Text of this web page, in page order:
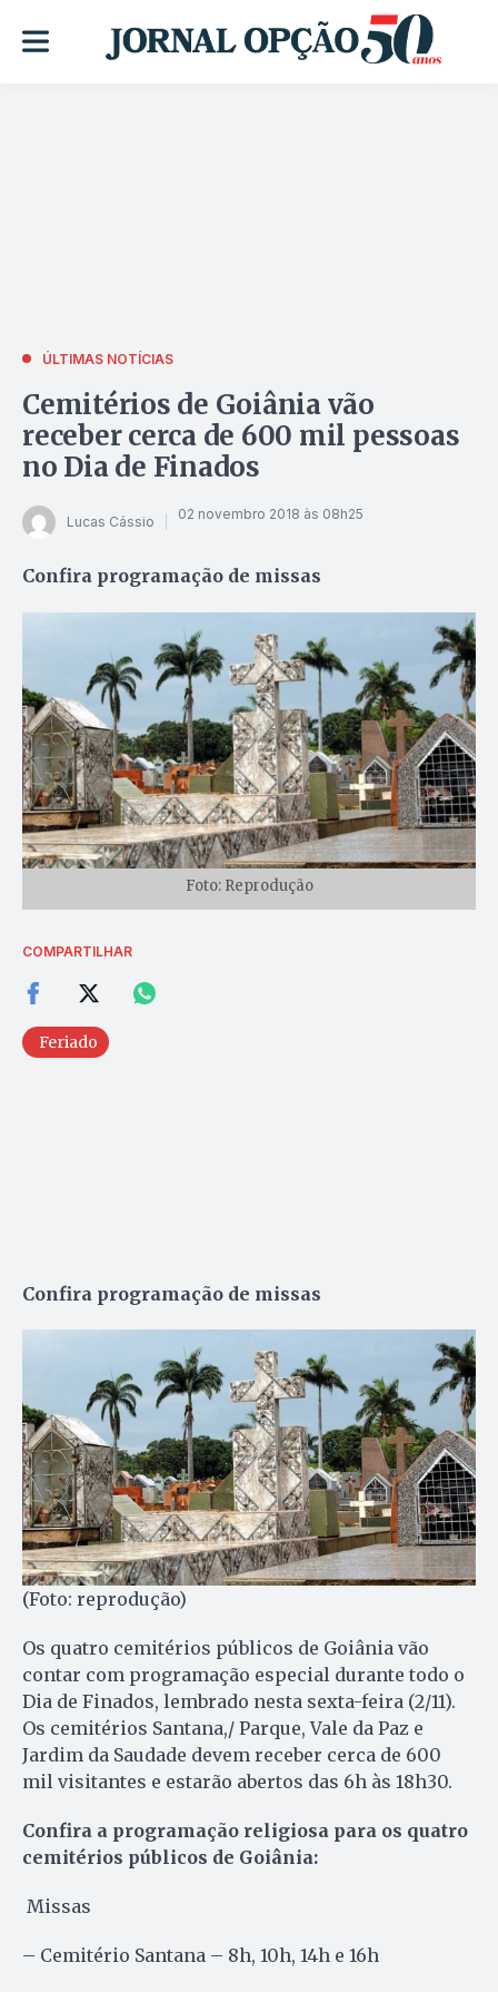
ÚLTIMAS NOTÍCIAS
Cemitérios de Goiânia vão
receber cerca de 600 mil pessoas
no Dia de Finados
Lucas Cássio 02 novembro 2018 às 08h25
Confira programação de missas
Foto: Reprodução
COMPARTILHAR
Feriado
Confira programação de missas
(Foto: reprodução)
Os quatro cemitérios públicos de Goiânia vão
contar com programação especial durante todo o
Dia de Finados, lembrado nesta sexta-feira (2/11).
Os cemitérios Santana,/ Parque, Vale da Paz e
Jardim da Saudade devem receber cerca de 600
mil visitantes e estarão abertos das 6h às 18h30.
Confira a programação religiosa para os quatro
cemitérios públicos de Goiânia:
Missas
– Cemitério Santana – 8h, 10h, 14h e 16h